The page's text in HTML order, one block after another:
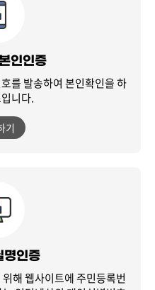
인인증
를 발송하여 본인확인을 하
니다.
기
인증
해 웹사이트에 주민등록번